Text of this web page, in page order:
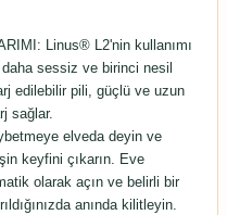
Linus® L2'nin kullanımı
sessiz ve birinci nesil
edilebilir pili, güçlü ve uzun
sağlar.
elveda deyin ve
keyfini çıkarın. Eve
olarak açın ve belirli bir
anında kilitleyin.